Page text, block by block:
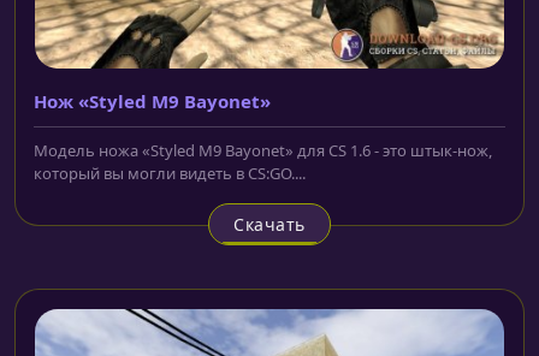
Нож «Styled M9 Bayonet»
Модель ножа «Styled M9 Bayonet» для CS 1.6 - это штык-нож,
который вы могли видеть в CS:GO....
Скачать